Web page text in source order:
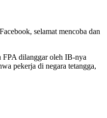
selamat mencoba dan
FPA dilanggar oleh IB-nya
pekerja di negara tetangga,